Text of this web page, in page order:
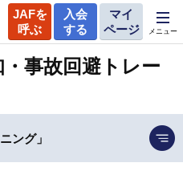
JAFを
呼ぶ
入会
する
マイ
ページ
メニュー
・事故回避トレー
ング」